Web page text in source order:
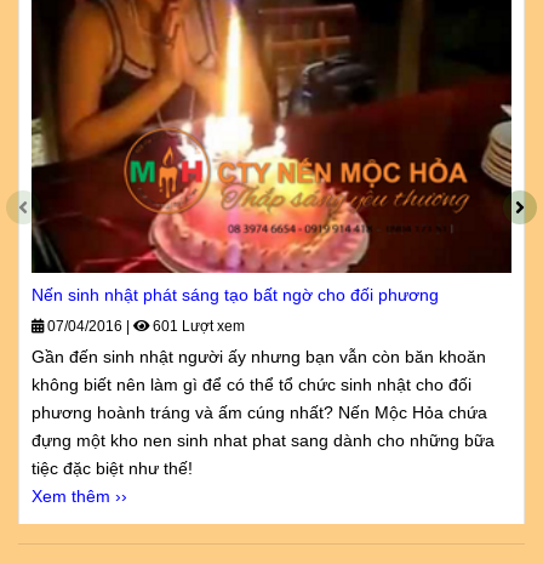
Nến sinh nhật phát sáng tạo bất ngờ cho đối phương
07/04/2016 | 601 Lượt xem
Gần đến sinh nhật người ấy nhưng bạn vẫn còn băn khoăn
không biết nên làm gì để có thể tổ chức sinh nhật cho đối
phương hoành tráng và ấm cúng nhất? Nến Mộc Hỏa chứa
đựng một kho nen sinh nhat phat sang dành cho những bữa
tiệc đặc biệt như thế!
Xem thêm ››